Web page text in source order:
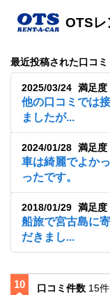
OTSレ
最近投稿された口コミ
2025/03/24 満足度
他の口コミでは
ましたが...
2024/01/28 満足度
車は綺麗でよか
ったです。
2018/01/29 満足度
船旅で宮古島に
だきまし...
口コミ件数 15件
10